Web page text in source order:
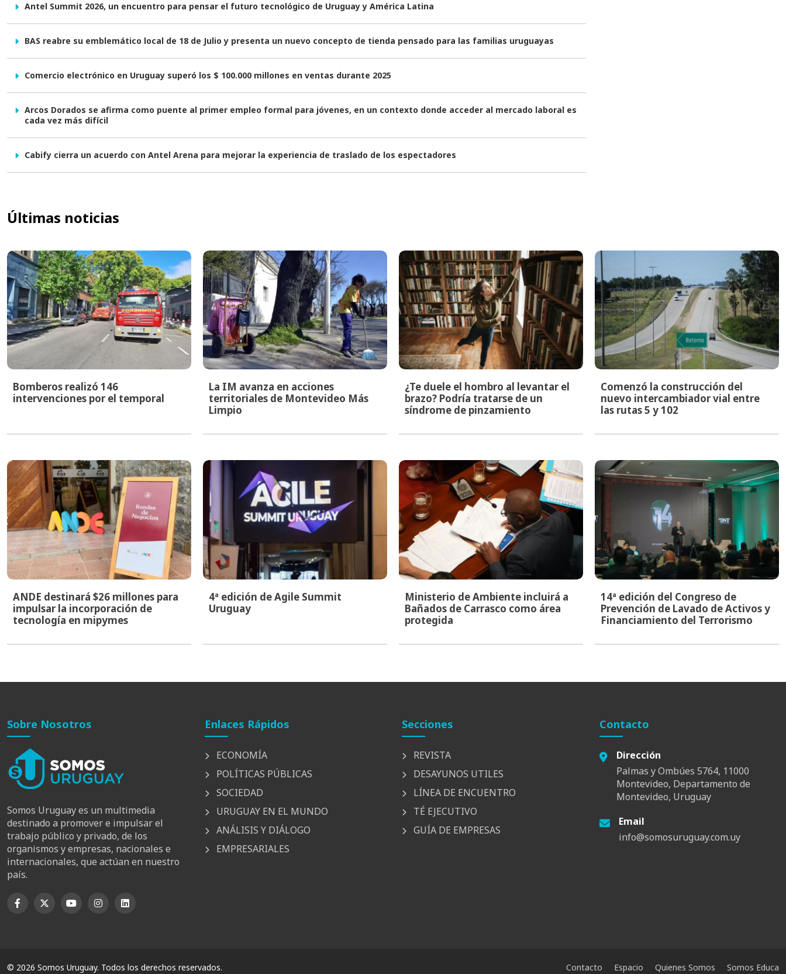
Antel Summit 2026, un encuentro para pensar el futuro tecnológico de Uruguay y América Latina
BAS reabre su emblemático local de 18 de Julio y presenta un nuevo concepto de tienda pensado para las familias uruguayas
Comercio electrónico en Uruguay superó los $ 100.000 millones en ventas durante 2025
Arcos Dorados se afirma como puente al primer empleo formal para jóvenes, en un contexto donde acceder al mercado laboral es
cada vez más difícil
Cabify cierra un acuerdo con Antel Arena para mejorar la experiencia de traslado de los espectadores
Últimas noticias
Bomberos realizó 146
intervenciones por el temporal
La IM avanza en acciones
territoriales de Montevideo Más
Limpio
¿Te duele el hombro al levantar el
brazo? Podría tratarse de un
síndrome de pinzamiento
Comenzó la construcción del
nuevo intercambiador vial entre
las rutas 5 y 102
ANDE destinará $26 millones para
impulsar la incorporación de
tecnología en mipymes
4ª edición de Agile Summit
Uruguay
Ministerio de Ambiente incluirá a
Bañados de Carrasco como área
protegida
14ª edición del Congreso de
Prevención de Lavado de Activos y
Financiamiento del Terrorismo
Sobre Nosotros
Somos Uruguay es un multimedia
destinado a promover e impulsar el
trabajo público y privado, de los
organismos y empresas, nacionales e
internacionales, que actúan en nuestro
país.
Enlaces Rápidos
ECONOMÍA
POLÍTICAS PÚBLICAS
SOCIEDAD
URUGUAY EN EL MUNDO
ANÁLISIS Y DIÁLOGO
EMPRESARIALES
Secciones
REVISTA
DESAYUNOS UTILES
LÍNEA DE ENCUENTRO
TÉ EJECUTIVO
GUÍA DE EMPRESAS
Contacto
Dirección
Palmas y Ombúes 5764, 11000
Montevideo, Departamento de
Montevideo, Uruguay
Email
info@somosuruguay.com.uy
© 2026 Somos Uruguay. Todos los derechos reservados. Contacto Espacio Quienes Somos Somos Educa